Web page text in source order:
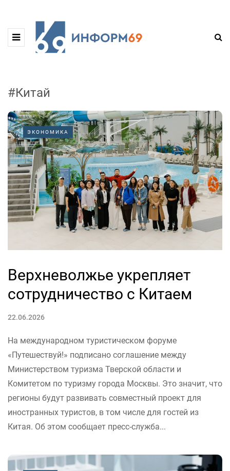
#Китай
ЭКОНОМИКА
Верхневолжье укрепляет
сотрудничество с Китаем
22.06.2026
На международном туристическом форуме
«Путешествуй!» подписано соглашение между
Министерством туризма Тверской области и
Комитетом по туризму города Москвы. Это значит, что
регионы будут развивать совместный проект для
иностранных туристов, в том числе для гостей из
Китая. Об этом сообщает пресс-служба...